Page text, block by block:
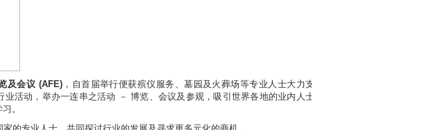
及会议 (AFE)，自首届举行便获殡仪服务、墓园及火葬场等专业人士大力支
活动，举办一连串之活动 － 博览、会议及参观，吸引世界各地的业内人士
。